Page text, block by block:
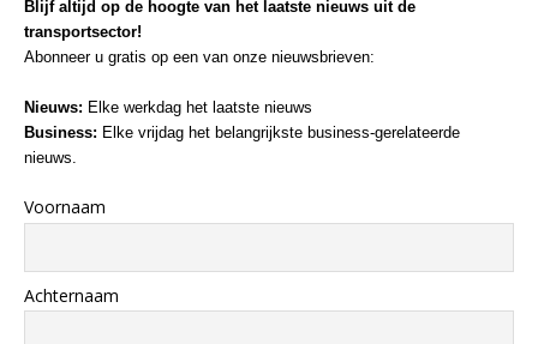
Blijf altijd op de hoogte van het laatste nieuws uit de
transportsector!
Abonneer u gratis op een van onze nieuwsbrieven:
Nieuws: Elke werkdag het laatste nieuws
Business: Elke vrijdag het belangrijkste business-gerelateerde
nieuws.
Voornaam
Achternaam